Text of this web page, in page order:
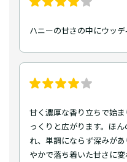
ハニーの甘さの中にウッ
甘く濃厚な香り立ちで始
っくりと広がります。ほ
れ、単調にならず深みが
やかで落ち着いた甘さに